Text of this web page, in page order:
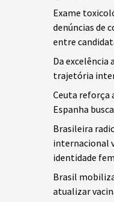
Exame
denúncias de
entre
Da
trajetória
Ceuta reforça
Espanha
Brasileira
internacional
identidade
Brasil
atualizar